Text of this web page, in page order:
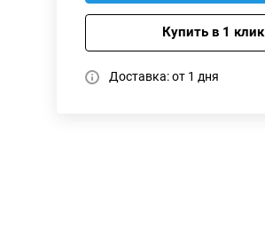
Купить в 1 клик
Доставка: от 1 дня